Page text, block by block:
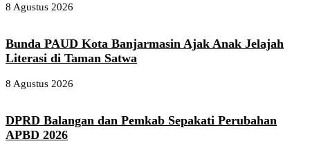
8 Agustus 2026
Bunda PAUD Kota Banjarmasin Ajak Anak Jelajah
Literasi di Taman Satwa
8 Agustus 2026
DPRD Balangan dan Pemkab Sepakati Perubahan
APBD 2026